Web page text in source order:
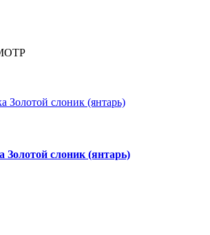
слоник (янтарь)